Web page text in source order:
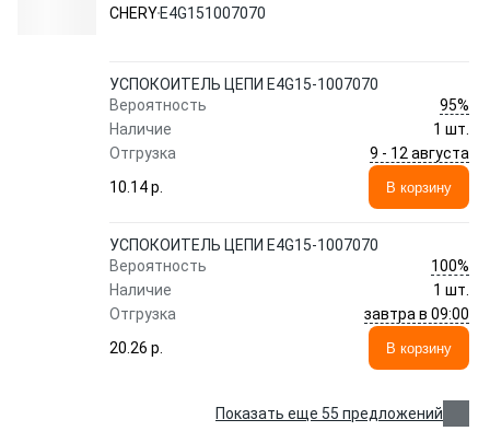
CHERY E4G151007070
УСПОКОИТЕЛЬ ЦЕПИ E4G15-1007070
Вероятность
95%
Наличие
1 шт.
Отгрузка
9 - 12 августа
10.14 p.
В корзину
УСПОКОИТЕЛЬ ЦЕПИ E4G15-1007070
Вероятность
100%
Наличие
1 шт.
Отгрузка
завтра в 09:00
20.26 p.
В корзину
Показать еще 55 предложений